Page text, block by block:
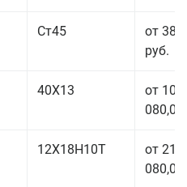
Ст45
от 38
руб.
40Х13
от 103
080,00
12Х18Н10Т
от 210
080,00